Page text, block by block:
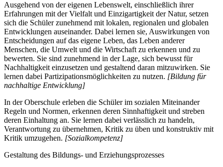
Ausgehend von der eigenen Lebenswelt, einschließlich ihrer
Erfahrungen mit der Vielfalt und Einzigartigkeit der Natur, setzen
sich die Schüler zunehmend mit lokalen, regionalen und globalen
Entwicklungen auseinander. Dabei lernen sie, Auswirkungen von
Entscheidungen auf das eigene Leben, das Leben anderer
Menschen, die Umwelt und die Wirtschaft zu erkennen und zu
bewerten. Sie sind zunehmend in der Lage, sich bewusst für
Nachhaltigkeit einzusetzen und gestaltend daran mitzuwirken. Sie
lernen dabei Partizipationsmöglichkeiten zu nutzen. [Bildung für
nachhaltige Entwicklung]
In der Oberschule erleben die Schüler im sozialen Miteinander
Regeln und Normen, erkennen deren Sinnhaftigkeit und streben
deren Einhaltung an. Sie lernen dabei verlässlich zu handeln,
Verantwortung zu übernehmen, Kritik zu üben und konstruktiv mit
Kritik umzugehen. [Sozialkompetenz]
Gestaltung des Bildungs- und Erziehungsprozesses